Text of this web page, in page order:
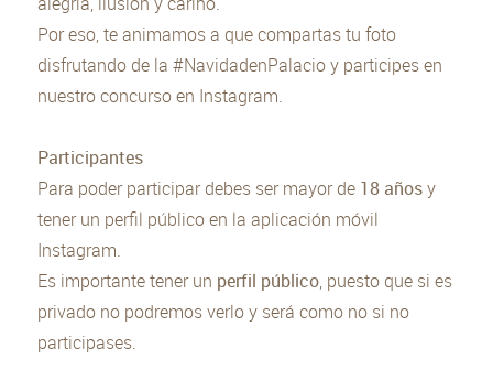
Por eso, te animamos a que compartas tu foto
disfrutando de la #NavidadenPalacio y participes en
nuestro concurso en Instagram.
Participantes
Para poder participar debes ser mayor de 18 añosy
tener un perfil público en la aplicación móvil
Instagram.
Es importante tener un perfil público, puesto que si es
privado no podremos verlo y será como no si no
participases.